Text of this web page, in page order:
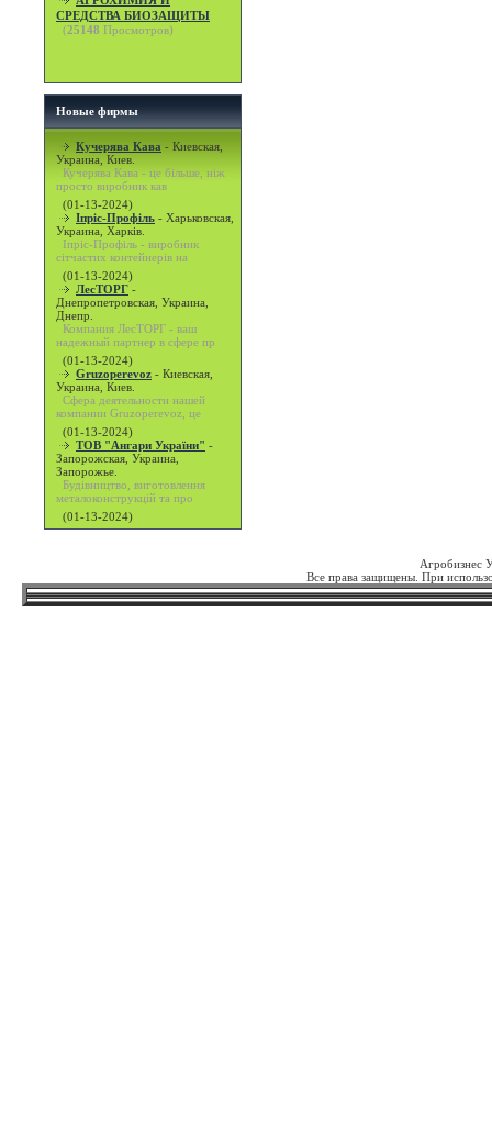
СРЕДСТВА БИОЗАЩИТЫ
(25148 Просмотров)
Новые фирмы
Кучерява Кава - Киевская,
Украина, Киев.
Кучерява Кава - це більше, ніж
просто виробник кав
(01-13-2024)
Іпріс-Профіль - Харьковская,
Украина, Харків.
Іпріс-Профіль - виробник
сітчастих контейнерів на
(01-13-2024)
ЛесТОРГ -
Днепропетровская, Украина,
Днепр.
Компания ЛесТОРГ - ваш
надежный партнер в сфере пр
(01-13-2024)
Gruzoperevoz - Киевская,
Украина, Киев.
Сфера деятельности нашей
компании Gruzoperevoz, це
(01-13-2024)
ТОВ "Ангари України" -
Запорожская, Украина,
Запорожье.
Будівництво, виготовлення
металоконструкцій та про
(01-13-2024)
Агробизнес
Все права защищены. При